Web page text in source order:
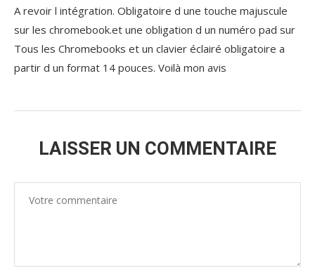
A revoir l intégration. Obligatoire d une touche majuscule
sur les chromebook.et une obligation d un numéro pad sur
Tous les Chromebooks et un clavier éclairé obligatoire a
partir d un format 14 pouces. Voilà mon avis
LAISSER UN COMMENTAIRE